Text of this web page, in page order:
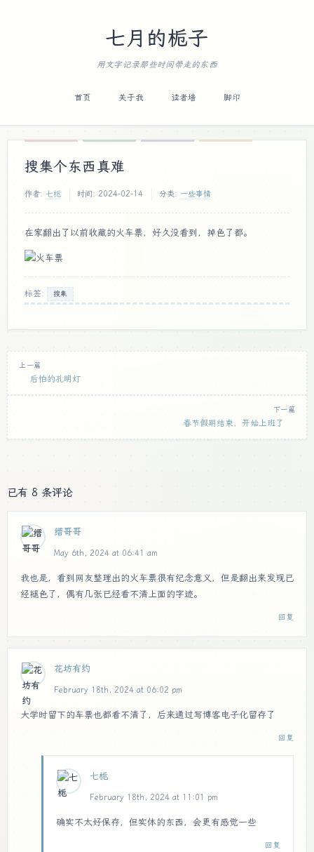
七月的栀子
用文字记录那些时间带走的东西
首页 关于我 读者墙 脚印
搜集个东西真难
作者: 七栀 时间: 2024-02-14 分类: 一些事情
在家翻出了以前收藏的火车票，好久没看到，掉色了都。
标签: 搜集
上一篇
后怕的孔明灯
下一篇
春节假期结束，开始上班了
已有 8 条评论
缙哥哥
May 6th, 2024 at 06:41 am
我也是，看到网友整理出的火车票很有纪念意义，但是翻出来发现已
经褪色了，偶有几张已经看不清上面的字迹。
回复
花坊有约
February 18th, 2024 at 06:02 pm
大学时留下的车票也都看不清了，后来通过写博客电子化留存了
回复
七栀
February 18th, 2024 at 11:01 pm
确实不太好保存，但实体的东西，会更有感觉一些
回复